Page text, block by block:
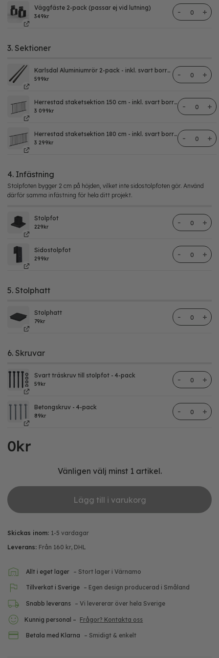
Väggfäste 2-pack (passar ej vid lutning)
349 kr
Väggfäste
3. Sektioner
Karlsdal Aluminiumrör 2-pack - inkl. svart borrskruv
599 kr
Karlsdal
Herrestad staketsektion 150 cm - inkl. svart borrskruv (ej vid lutningar)
3 099 kr
Herrestad
Herrestad staketsektion 180 cm - inkl. svart borrskruv (ej vid lutningar)
3 299 kr
Herrestad
4. Infästning
Stolpfoten bygger 2 cm på höjden, vilket inte sidostolpfoten gör. Använd
därför samma infästning för hela ditt projekt.
Stolpfot
229 kr
Gjuten
Sidostolpfot
299 kr
Sidostolpfot
5. Stolphatt
Stolphatt
79 kr
Gjuten
6. Skruvar
Svart träskruv till stolpfot - 4-pack
59 kr
Träskruv till
Betongskruv - 4-pack
89 kr
0kr
Vänligen välj minst 1 artikel.
Lägg till i varukorg
Skickas inom: 1-5 vardagar
Leverans: Från 160 kr, DHL
Allt i eget lager – Stort lager i Värnamo
Tillverkat i Sverige – Egen design producerad i Småland
Snabb leverans – Vi levererar över hela Sverige
Kunnig personal – Frågor? Kontakta oss
Betala med Klarna – Smidigt & enkelt